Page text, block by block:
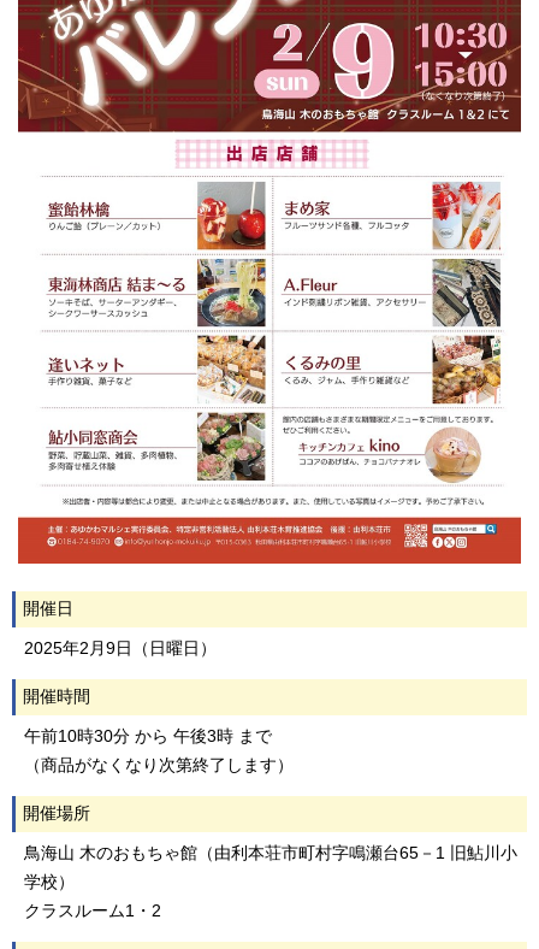
開催日
2025年2月9日（日曜日）
開催時間
午前10時30分 から 午後3時 まで
（商品がなくなり次第終了します）
開催場所
鳥海山 木のおもちゃ館（由利本荘市町村字鳴瀬台65－1 旧鮎川小
学校）
クラスルーム1・2